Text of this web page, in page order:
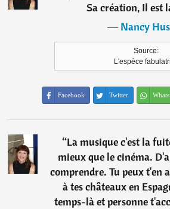
Sa création, Il est
―Nancy
Source:
L'espèce
Facebook Twitter
“La musique c'est la
mieux que le cinéma.
comprendre. Tu peux t'en
à tes châteaux en
temps-là et personne